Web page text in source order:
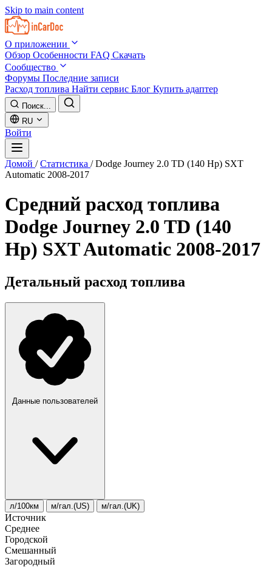
Skip to main content
О приложении
Обзор Особенности FAQ Скачать
Сообщество
Форумы Последние записи
Расход топлива Найти сервис Блог Купить адаптер
Поиск...
RU
Войти
Домой / Статистика / Dodge Journey 2.0 TD (140 Hp) SXT
Automatic 2008-2017
Средний расход топлива
Dodge Journey 2.0 TD (140
Hp) SXT Automatic 2008-2017
Детальный расход топлива
Данные пользователей
л/100км м/гал.(US) м/гал.(UK)
Источник
Среднее
Городской
Смешанный
Загородный